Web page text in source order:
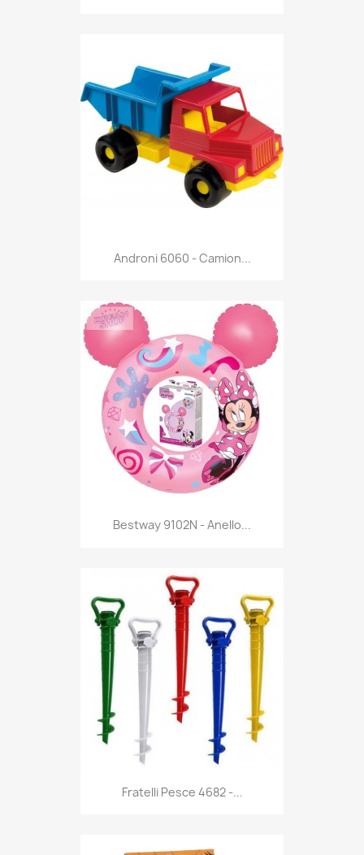
Anteprima
Androni 6060 - Camion...
Anteprima
Bestway 9102N - Anello...
Anteprima
Fratelli Pesce 4682 -...